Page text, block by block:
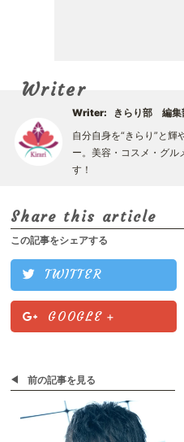
Writer
Writer:
きらり部 編集
自分自身を“きらり”と輝
ー。美容・コスメ・グル
す！
Share this article
この記事をシェアする
TWITTER
GOOGLE +
前の記事を見る